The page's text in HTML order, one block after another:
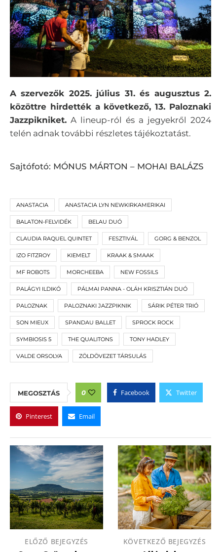
A szervezők 2025. július 31. és augusztus 2.
közöttre hirdették a következő, 13. Paloznaki
Jazzpikniket. A lineup-ról és a jegyekről 2024
telén adnak további részletes tájékoztatást.
Sajtófotó: MÓNUS MÁRTON – MOHAI BALÁZS
ANASTACIA ANASTACIA LYN NEWKIRKAMERIKAI
BALATON-FELVIDÉK BELAU DUÓ
CLAUDIA RAQUEL QUINTET FESZTIVÁL GORG & BENZOL
IZO FITZROY KIEMELT KRAAK & SMAAK
MF ROBOTS MORCHEEBA NEW FOSSILS
PALÁGYI ILDIKÓ PÁLMAI PANNA - OLÁH KRISZTIÁN DUÓ
PALOZNAK PALOZNAKI JAZZPIKNIK SÁRIK PÉTER TRIÓ
SON MIEUX SPANDAU BALLET SPROCK ROCK
SYMBIOSIS 5 THE QUALITONS TONY HADLEY
VALDE ORSOLYA ZÖLDÖVEZET TÁRSULÁS
MEGOSZTÁS 0 Facebook Twitter
Pinterest Email
ELŐZŐ BEJEGYZÉS KÖVETKEZŐ BEJEGYZÉS